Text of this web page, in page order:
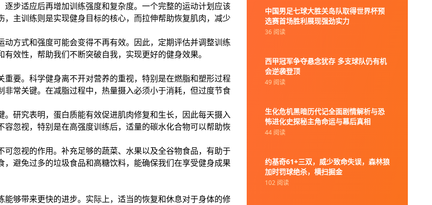
步适应后再增加训练强度和复杂度。一个完整的运动计划应该
主训练则是实现健身目标的核心，而拉伸帮助恢复肌肉，减少
方式和强度可能会变得不再有效。因此，定期评估并调整训练
效性，帮助我们不断突破自我，实现更好的健身效果。
要。科学健身离不开对营养的重视，特别是在燃脂和塑形过程
常关键。在减脂过程中，热量摄入必须小于消耗，但过度节食
研究表明，蛋白质能有效促进肌肉修复和生长，因此每天摄入
忽视，特别是在高强度训练后，适量的碳水化合物可以帮助恢
忽视的作用。补充足够的蔬菜、水果以及全谷物食品，有助于
避免过多的垃圾食品和高糖饮料，能确保我们在享受健身成果
够带来更快的进步。实际上，适当的恢复和休息对于身体的修
中国男足七球大胜关岛队取得世界杯预
选赛首场胜利展现强劲实力
36 阅读
西甲冠军争夺悬念犹存 多支球队仍有机
会逆袭登顶
49 阅读
生化危机黑暗历代记全面剧情解析与恐
怖进化史探秘主角命运与幕后真相
44 阅读
约基奇61+三双，威少致命失误，森林狼
加时罚球绝杀，横扫掘金
102 阅读